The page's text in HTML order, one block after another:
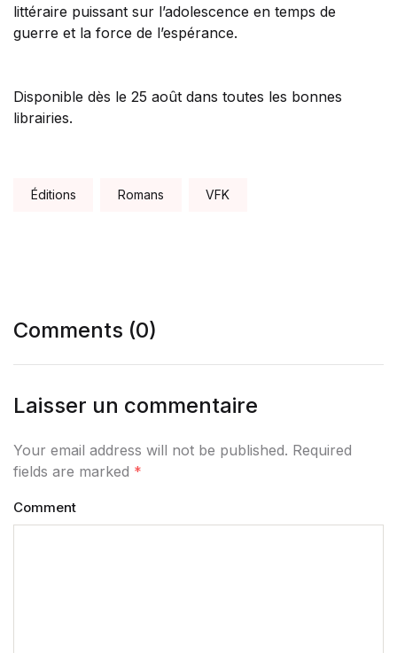
littéraire puissant sur l’adolescence en temps de
guerre et la force de l’espérance.
Disponible dès le 25 août dans toutes les bonnes
librairies.
Tags:
Éditions Romans VFK
Comments (0)
Laisser un commentaire
Your email address will not be published. Required
fields are marked *
Comment